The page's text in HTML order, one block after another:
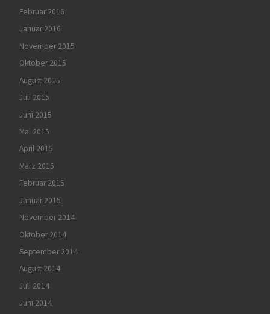
Februar 2016
Januar 2016
November 2015
Oktober 2015
August 2015
Juli 2015
Juni 2015
Mai 2015
April 2015
März 2015
Februar 2015
Januar 2015
November 2014
Oktober 2014
September 2014
August 2014
Juli 2014
Juni 2014